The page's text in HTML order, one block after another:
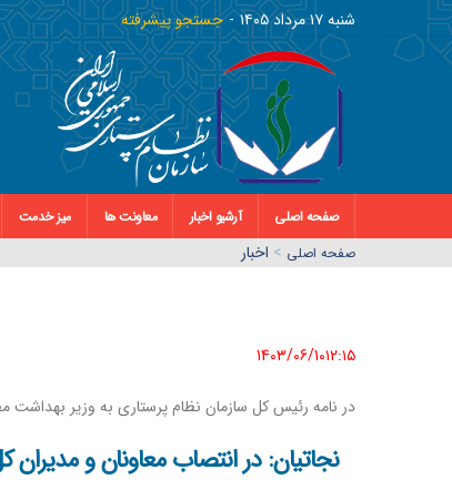
شنبه ١٧ مرداد ١٤٠٥ جستجو پیشرفته
صفحه اصلی آرشیو اخبار معاونت ها میز خدمت
صفحه اصلي > اخبار
1403/06/10١٢:١٥
در نامه رئیس کل سازمان نظام پرستاری به وزیر
نجاتیان: در انتصاب معاونان و